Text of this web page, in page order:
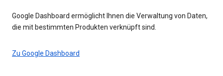
Google Dashboard ermöglicht Ihnen die Verwaltung von Daten,
die mit bestimmten Produkten verknüpft sind.
Zu Google Dashboard